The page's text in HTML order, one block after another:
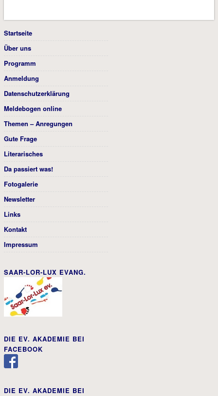
Startseite
Über uns
Programm
Anmeldung
Datenschutzerklärung
Meldebogen online
Themen – Anregungen
Gute Frage
Literarisches
Da passiert was!
Fotogalerie
Newsletter
Links
Kontakt
Impressum
SAAR-LOR-LUX EVANG.
DIE EV. AKADEMIE BEI
FACEBOOK
DIE EV. AKADEMIE BEI